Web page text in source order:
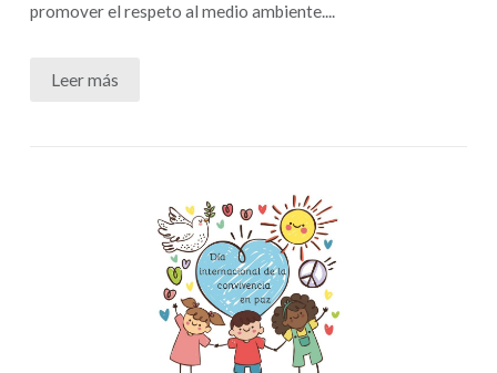
promover el respeto al medio ambiente....
Leer más